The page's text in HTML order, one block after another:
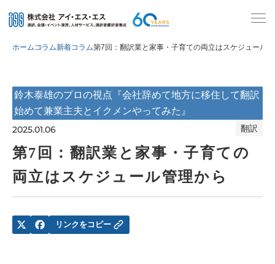
ホームコラム新着コラム第7回：翻訳業と家事・子育ての両立はスケジュール
鈴木泰雄のプロの視点『会社辞めて地方に移住して翻訳
始めて兼業主夫とイクメンやってみた』
2025.01.06 翻訳
第7回：翻訳業と家事・子育ての
両立はスケジュール管理から
リンクをコピー